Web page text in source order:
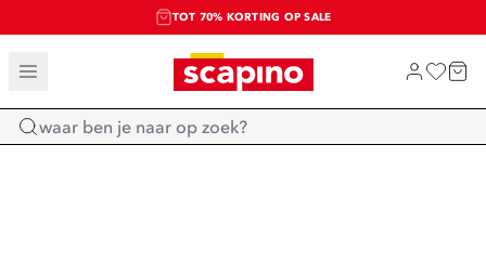
TOT 70% KORTING OP SALE
SALE: LAATSTE KANS!
SHOP NIEUW
Home